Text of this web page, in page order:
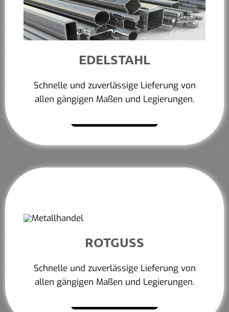
EDELSTAHL
Schnelle und zuverlässige Lieferung von
allen gängigen Maßen und Legierungen.
ROTGUSS
Schnelle und zuverlässige Lieferung von
allen gängigen Maßen und Legierungen.